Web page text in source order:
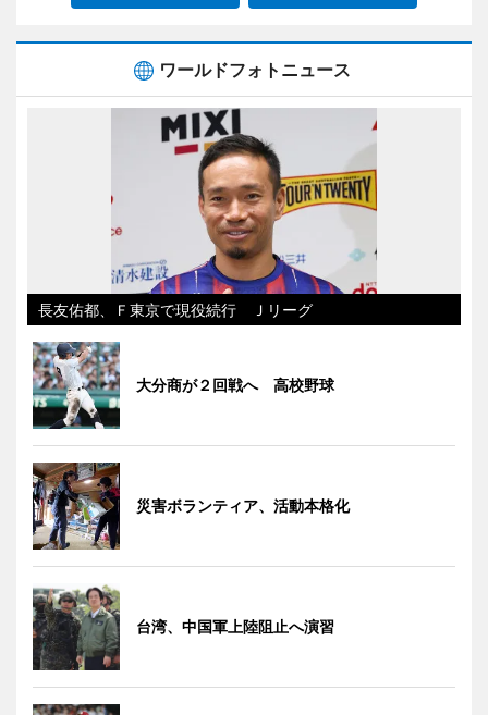
ワールドフォトニュース
長友佑都、Ｆ東京で現役続行 Ｊリーグ
大分商が２回戦へ 高校野球
災害ボランティア、活動本格化
台湾、中国軍上陸阻止へ演習